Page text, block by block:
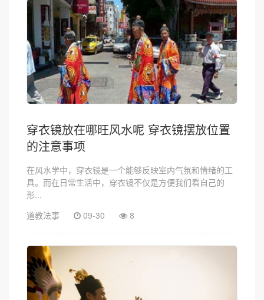
穿衣镜放在哪旺风水呢 穿衣镜摆放位置
的注意事项
在风水学中，穿衣镜是一个能够反映室内气氛和情绪的工
具。而在日常生活中，穿衣镜不仅是方便我们看自己的
形...
道教法事
09-30 8